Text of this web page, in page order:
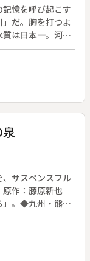
送６００回記念
憶を呼び起こす
だ。胸を打つよ
は日本一。河原
たちやアユ取り
合いが残ってい
は青く輝いてい
から河口まで旅
サスペンスフル
作：藤原新也
」。◆九州・熊
尾聰）は、妻殺
護を担当するこ
りを調べるため
（鈴木杏）とそ